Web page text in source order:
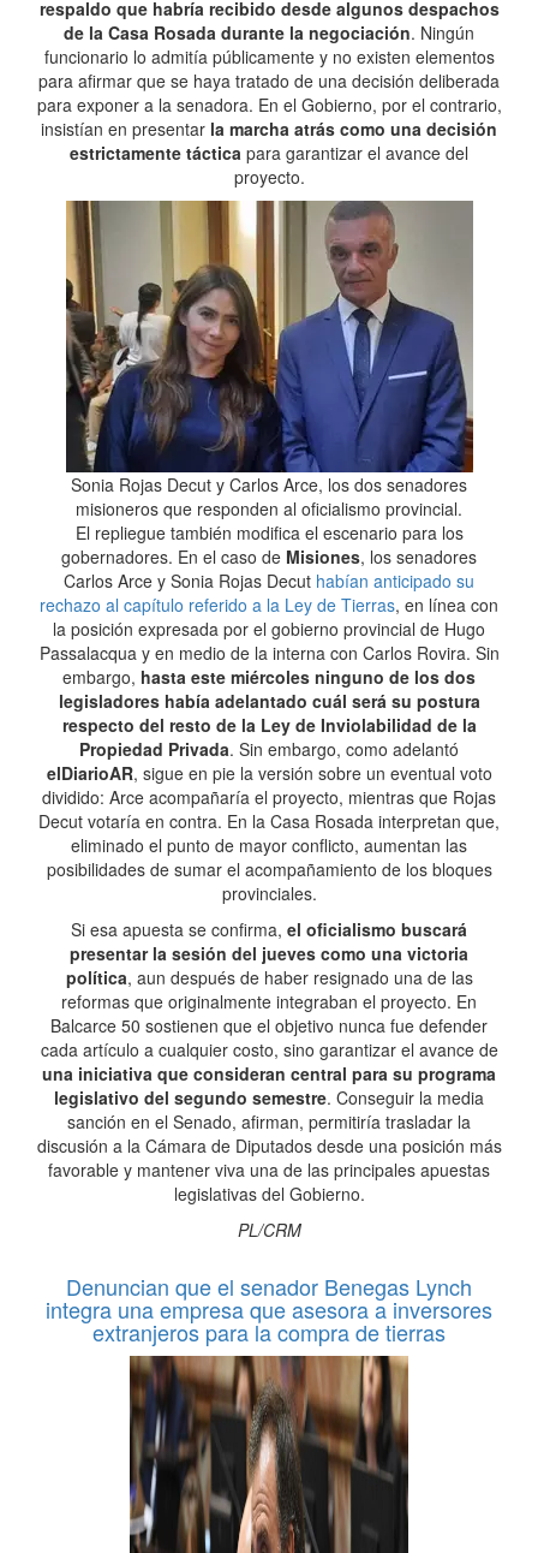
respaldo que habría recibido desde algunos despachos
de la Casa Rosada durante la negociación. Ningún
funcionario lo admitía públicamente y no existen elementos
para afirmar que se haya tratado de una decisión deliberada
para exponer a la senadora. En el Gobierno, por el contrario,
insistían en presentar la marcha atrás como una decisión
estrictamente táctica para garantizar el avance del
proyecto.
Sonia Rojas Decut y Carlos Arce, los dos senadores
misioneros que responden al oficialismo provincial.
El repliegue también modifica el escenario para los
gobernadores. En el caso de Misiones, los senadores
Carlos Arce y Sonia Rojas Decut habían anticipado su
rechazo al capítulo referido a la Ley de Tierras, en línea con
la posición expresada por el gobierno provincial de Hugo
Passalacqua y en medio de la interna con Carlos Rovira. Sin
embargo, hasta este miércoles ninguno de los dos
legisladores había adelantado cuál será su postura
respecto del resto de la Ley de Inviolabilidad de la
Propiedad Privada. Sin embargo, como adelantó
elDiarioAR, sigue en pie la versión sobre un eventual voto
dividido: Arce acompañaría el proyecto, mientras que Rojas
Decut votaría en contra. En la Casa Rosada interpretan que,
eliminado el punto de mayor conflicto, aumentan las
posibilidades de sumar el acompañamiento de los bloques
provinciales.
Si esa apuesta se confirma, el oficialismo buscará
presentar la sesión del jueves como una victoria
política, aun después de haber resignado una de las
reformas que originalmente integraban el proyecto. En
Balcarce 50 sostienen que el objetivo nunca fue defender
cada artículo a cualquier costo, sino garantizar el avance de
una iniciativa que consideran central para su programa
legislativo del segundo semestre. Conseguir la media
sanción en el Senado, afirman, permitiría trasladar la
discusión a la Cámara de Diputados desde una posición más
favorable y mantener viva una de las principales apuestas
legislativas del Gobierno.
PL/CRM
Denuncian que el senador Benegas Lynch
integra una empresa que asesora a inversores
extranjeros para la compra de tierras